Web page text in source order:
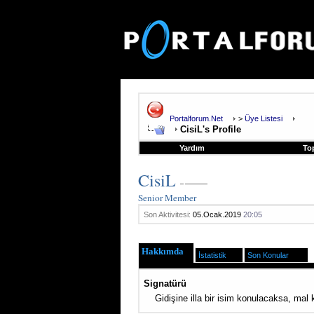
Portalforum.Net > Üye Listesi
CisiL's Profile
Yardım
CisiL
Senior Member
Son Aktivitesi: 05.Ocak.2019 20:05
Hakkımda İstatistik Son Konular
Signatürü
Gidişine illa bir isim konulacaksa, mal